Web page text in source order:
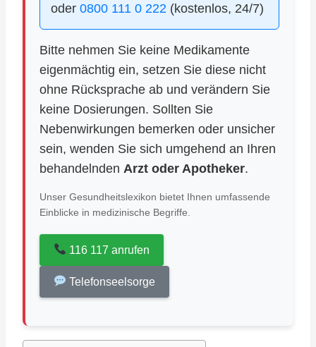
oder 0800 111 0 222 (kostenlos, 24/7)
Bitte nehmen Sie keine Medikamente
eigenmächtig ein, setzen Sie diese nicht
ohne Rücksprache ab und verändern Sie
keine Dosierungen. Sollten Sie
Nebenwirkungen bemerken oder unsicher
sein, wenden Sie sich umgehend an Ihren
behandelnden Arzt oder Apotheker.
Unser Gesundheitslexikon bietet Ihnen umfassende
Einblicke in medizinische Begriffe.
116 117 anrufen
Telefonseelsorge